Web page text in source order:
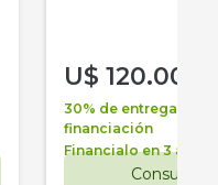
U$ 120.000
30% de entrega +
financiación
Financialo en 3 años
Consultar